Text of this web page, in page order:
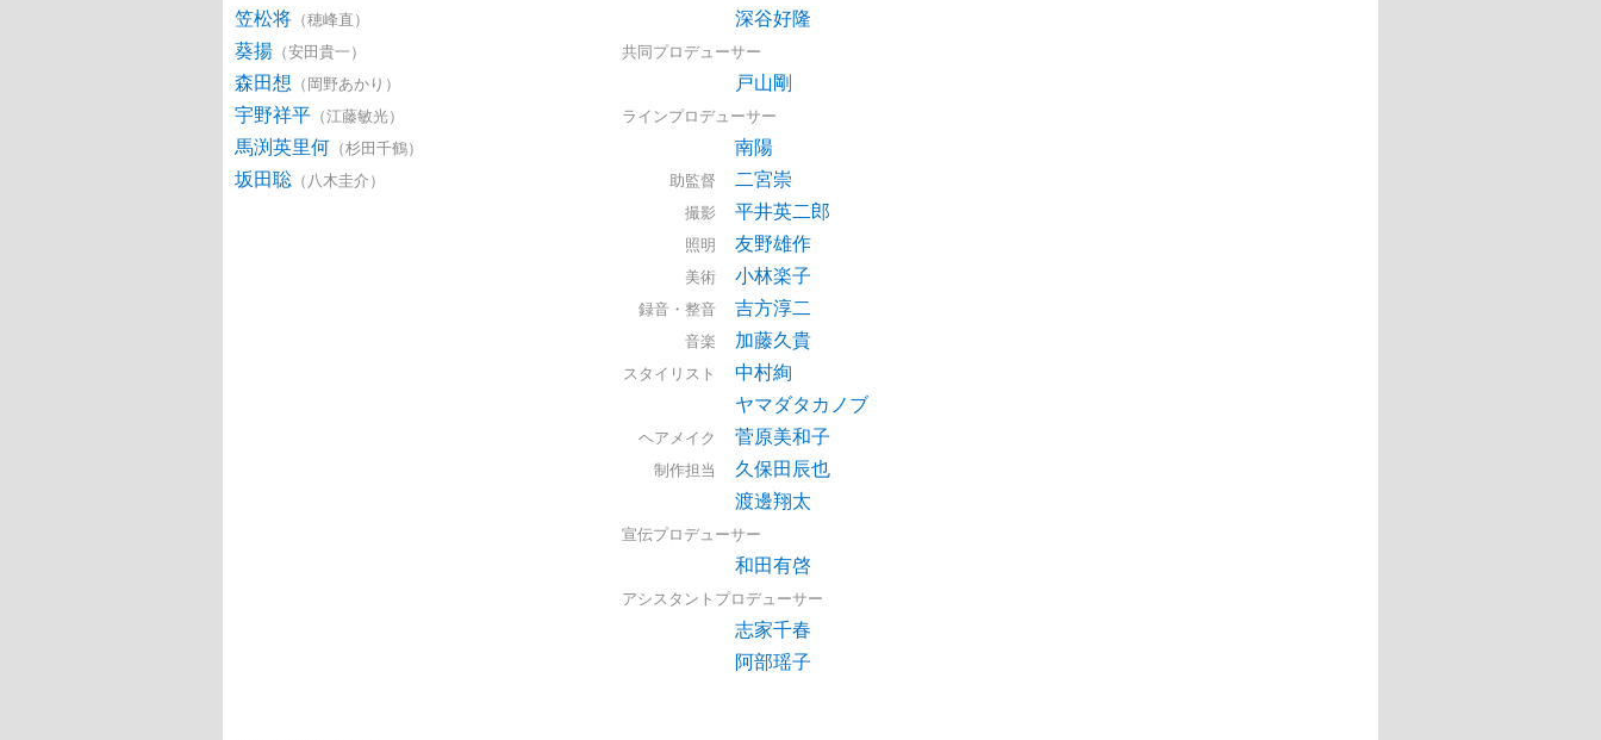
笠松将 （穂峰直）
葵揚 （安田貴一）
森田想 （岡野あかり）
宇野祥平 （江藤敏光）
馬渕英里何 （杉田千鶴）
坂田聡 （八木圭介）
深谷好隆
共同プロデューサー
戸山剛
ラインプロデューサー
南陽
助監督 二宮崇
撮影 平井英二郎
照明 友野雄作
美術 小林楽子
録音・整音 吉方淳二
音楽 加藤久貴
スタイリスト
中村絢
ヤマダタカノブ
ヘアメイク 菅原美和子
制作担当
久保田辰也
渡邊翔太
宣伝プロデューサー
和田有啓
アシスタントプロデューサー
志家千春
阿部瑶子